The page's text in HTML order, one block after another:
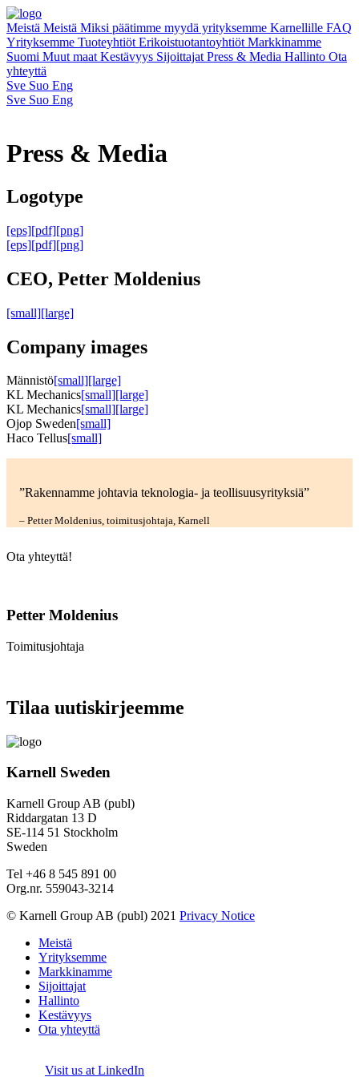
Meistä Meistä Miksi päätimme myydä yrityksemme Karnellille FAQ
Yrityksemme Tuoteyhtiöt Erikoistuotantoyhtiöt Markkinamme
Suomi Muut maat Kestävyys Sijoittajat Press & Media Hallinto Ota
yhteyttä
Sve Suo Eng
Sve Suo Eng
Press & Media
Logotype
[eps][pdf][png]
[eps][pdf][png]
CEO, Petter Moldenius
[small][large]
Company images
Männistö[small][large]
KL Mechanics[small][large]
KL Mechanics[small][large]
Ojop Sweden[small]
Haco Tellus[small]
”Rakennamme johtavia teknologia- ja teollisuusyrityksiä”
– Petter Moldenius, toimitusjohtaja, Karnell
Ota yhteyttä!
Petter Moldenius
Toimitusjohtaja
Tilaa uutiskirjeemme
Karnell Sweden
Karnell Group AB (publ)
Riddargatan 13 D
SE-114 51 Stockholm
Sweden
Tel +46 8 545 891 00
Org.nr. 559043-3214
© Karnell Group AB (publ) 2021 Privacy Notice
Meistä
Yrityksemme
Markkinamme
Sijoittajat
Hallinto
Kestävyys
Ota yhteyttä
Visit us at LinkedIn